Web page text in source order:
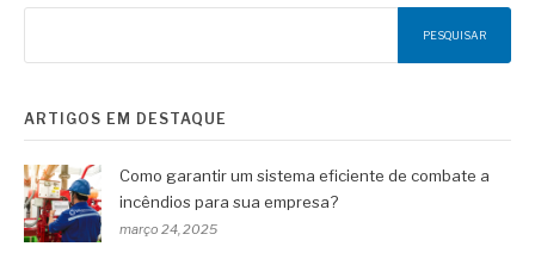
PESQUISAR
ARTIGOS EM DESTAQUE
Como garantir um sistema eficiente de combate a
incêndios para sua empresa?
março 24, 2025